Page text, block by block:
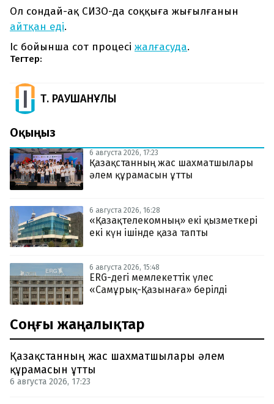
Ол сондай-ақ СИЗО-да соққыға жығылғанын
айтқан еді.
Іс бойынша сот процесі жалғасуда.
Тегтер:
Т. РАУШАНҰЛЫ
Оқыңыз
6 августа 2026, 17:23
Қазақстанның жас шахматшылары
әлем құрамасын ұтты
6 августа 2026, 16:28
«Қазақтелекомның» екі қызметкері
екі күн ішінде қаза тапты
6 августа 2026, 15:48
ERG-дегі мемлекеттік үлес
«Самұрық-Қазынаға» берілді
Соңғы жаңалықтар
Қазақстанның жас шахматшылары әлем
құрамасын ұтты
6 августа 2026, 17:23